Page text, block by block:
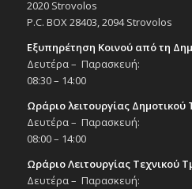
2020 Strovolos
P.C. BOX 28403, 2094 Strovolos
Εξυπηρέτηση Κοινού από τη
Δευτέρα – Παρασκευή:
08:30 – 14:00
Ωράριο λειτουργίας Δημοτικού
Δευτέρα – Παρασκευή:
08:00 – 14:00
Ωράριο Λειτουργίας Τεχνικού
Δευτέρα – Παρασκευή: